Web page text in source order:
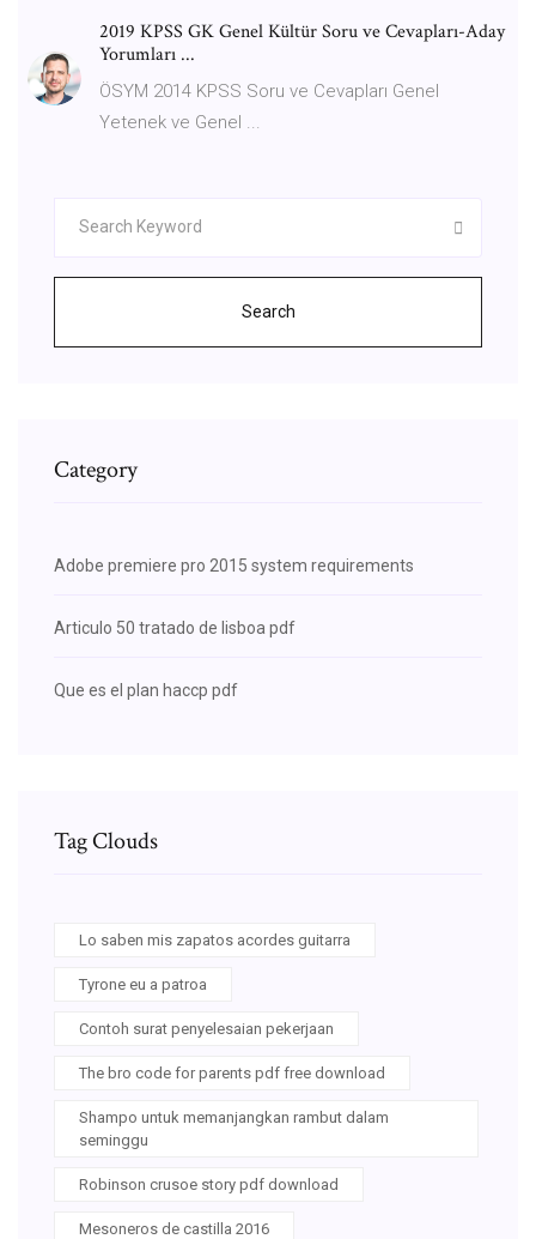
2019 KPSS GK Genel Kültür Soru ve Cevapları-Aday
Yorumları ...
ÖSYM 2014 KPSS Soru ve Cevapları Genel
Yetenek ve Genel ...
Search
Category
Adobe premiere pro 2015 system requirements
Articulo 50 tratado de lisboa pdf
Que es el plan haccp pdf
Tag Clouds
Lo saben mis zapatos acordes guitarra
Tyrone eu a patroa
Contoh surat penyelesaian pekerjaan
The bro code for parents pdf free download
Shampo untuk memanjangkan rambut dalam
seminggu
Robinson crusoe story pdf download
Mesoneros de castilla 2016